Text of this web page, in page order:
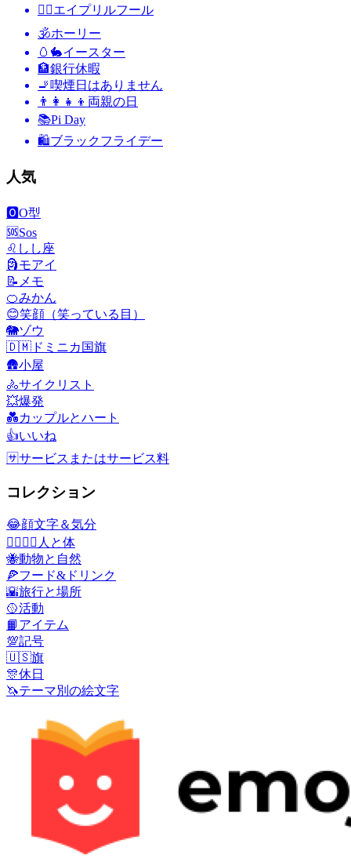
🙆‍♂️エイプリルフール
🕉ホーリー
🥚🐇イースター
🏦銀行休暇
🚬 喫煙日はありません
👨‍👩‍👧‍👦 両親の日
📚Pi Day
🛍ブラックフライデー
人気
🅾️O型
🆘Sos
♌ しし座
🗿モアイ
📝 メモ
🍊みかん
😊笑顔（笑っている目）
🐘ゾウ
🇩🇲 ドミニカ国旗
🛖小屋
🚴サイクリスト
💥爆発
💑カップルとハート
👍いいね
🈂️サービスまたはサービス料
コレクション
😂顔文字＆気分
👩‍❤️‍💋‍👨 人と体
🐝動物と自然
🍕フード&ドリンク
🌇旅行と場所
🥎活動
📙 アイテム
💯記号
🇺🇸旗
🎊休日
🦄テーマ別の絵文字